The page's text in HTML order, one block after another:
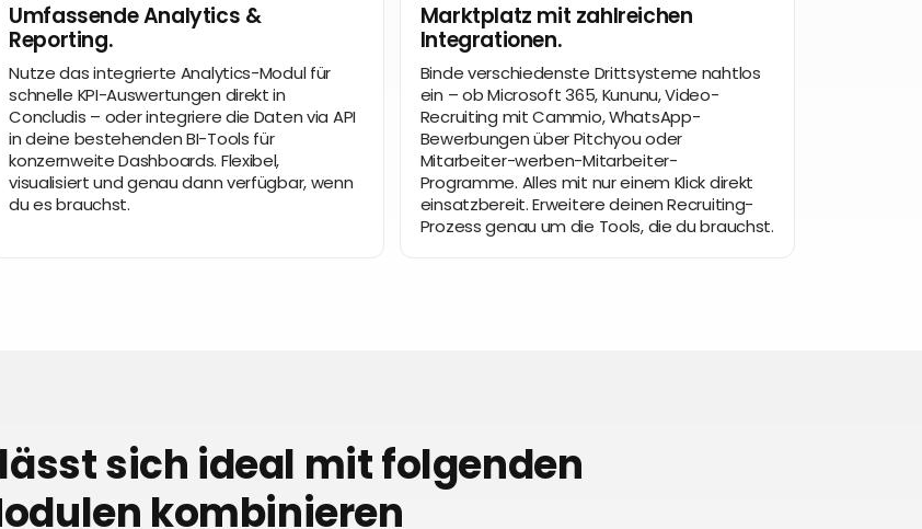
Umfassende Analytics &
Reporting.
Nutze das integrierte Analytics-Modul für
schnelle KPI-Auswertungen direkt in
Concludis – oder integriere die Daten via API
in deine bestehenden BI-Tools für
konzernweite Dashboards. Flexibel,
visualisiert und genau dann verfügbar, wenn
du es brauchst.
Marktplatz mit zahlreichen
Integrationen.
Binde verschiedenste Drittsysteme nahtlos
ein – ob Microsoft 365, Kununu, Video-
Recruiting mit Cammio, WhatsApp-
Bewerbungen über Pitchyou oder
Mitarbeiter-werben-Mitarbeiter-
Programme. Alles mit nur einem Klick direkt
einsatzbereit. Erweitere deinen Recruiting-
Prozess genau um die Tools, die du brauchst.
sich ideal mit folgenden
kombinieren